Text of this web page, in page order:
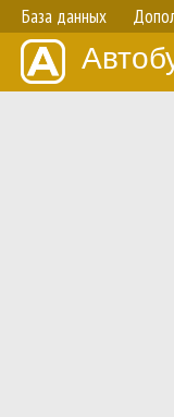
База данных